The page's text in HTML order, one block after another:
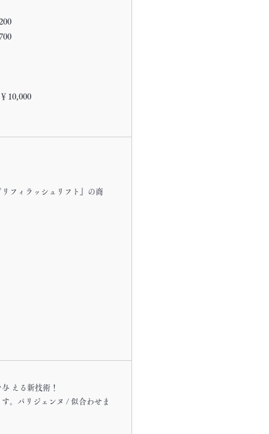
10,000
フィラッシュリフト』の商
える新技術！
。パリジェンヌ / 似合わせま